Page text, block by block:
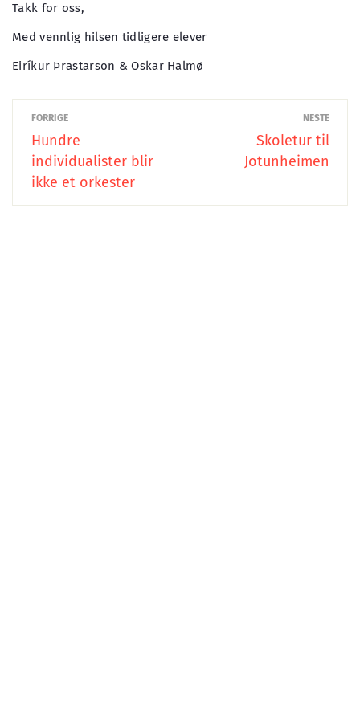
Takk for oss,
Med vennlig hilsen tidligere elever
Eiríkur Þrastarson & Oskar Halmø
FORRIGE
Hundre
individualister blir
ikke et orkester
NESTE
Skoletur til
Jotunheimen